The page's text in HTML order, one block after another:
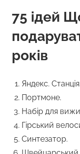
75 ідей
років
Яндекс. Станція.
Портмоне.
Набір для
Гірський
Синтезатор.